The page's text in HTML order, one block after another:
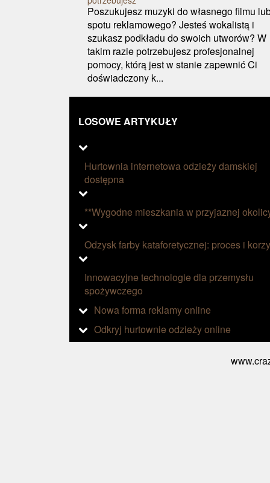
Poszukujesz muzyki do własnego filmu
spotu reklamowego? Jesteś wokalistą i
szukasz podkładu do swoich utworów? W
takim razie potrzebujesz profesjonalnej
pomocy, którą jest w stanie zapewnić Ci
doświadczony k...
LOSOWE ARTYKUŁY
Hurtownia internetowa odzieży damskiej
dostępna
**Wygodne mieszkania w przyjaznej
Odzysk farby kataforetycznej: proces i
Innowacyjne technologie dla przemysłu
spożywczego
Nowa forma reklamy online
Odkryj hurtownie odzieży online